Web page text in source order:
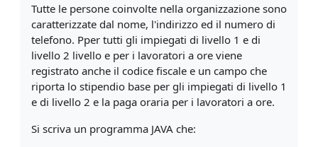
Tutte le persone coinvolte nella organizzazione sono
caratterizzate dal nome, l'indirizzo ed il numero di
telefono. Pper tutti gli impiegati di livello 1 e di
livello 2 livello e per i lavoratori a ore viene
registrato anche il codice fiscale e un campo che
riporta lo stipendio base per gli impiegati di livello 1
e di livello 2 e la paga oraria per i lavoratori a ore.
Si scriva un programma JAVA che: